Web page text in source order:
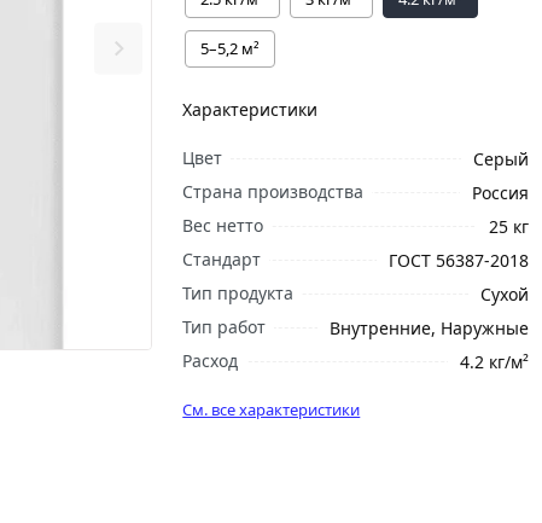
5–5,2 м²
Характеристики
Цвет
Серый
Страна производства
Россия
Вес нетто
25 кг
Стандарт
ГОСТ 56387-2018
Тип продукта
Сухой
Тип работ
Внутренние, Наружные
Расход
4.2 кг/м²
См. все характеристики